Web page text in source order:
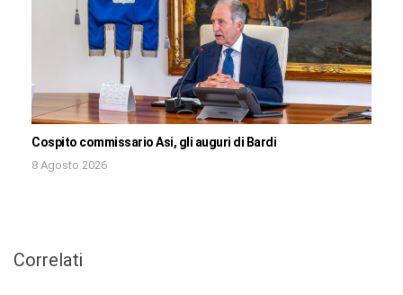
Cospito commissario Asi, gli auguri di Bardi
8 Agosto 2026
Correlati